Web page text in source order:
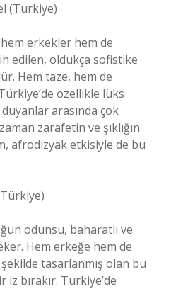
(Türkiye)
erkekler hem de
edilen, oldukça sofistike
Hem taze, hem de
özellikle lüks
arasında çok
zarafetin ve şıklığın
afrodizyak etkisiyle de bu
odunsu, baharatlı ve
Hem erkeğe hem de
tasarlanmış olan bu
iz bırakır. Türkiye’de